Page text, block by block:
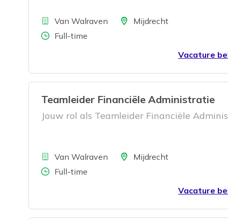
BedrijfVan Walraven LocatieMijdrecht
Aantal uren
Full-time
Vacature
Teamleider Financiële Administratie
Jouw rol als Teamleider Financiële
BedrijfVan Walraven LocatieMijdrecht
Aantal uren
Full-time
Vacature